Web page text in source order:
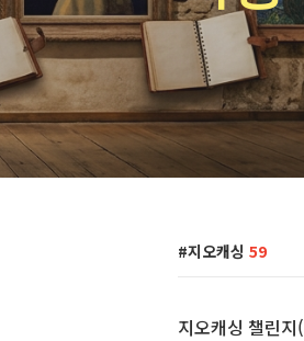
지오캐싱 59
지오캐싱 챌린